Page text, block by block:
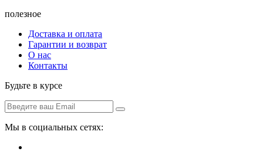
полезное
Доставка и оплата
Гарантии и возврат
О нас
Контакты
Будьте в курсе
Мы в социальных сетях: